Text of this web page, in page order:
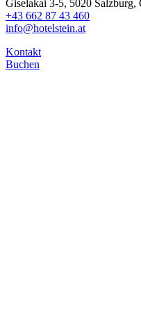
Giselakai 3-5, 5020 Salzburg,
+43 662 87 43 460
info@hotelstein.at
Kontakt
Buchen